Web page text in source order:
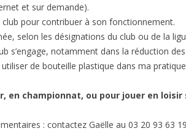
et sur demande).
club pour contribuer à son fonctionnement.
selon les désignations du club ou de la
s’engage, notamment dans la réduction
de bouteille plastique dans ma
championnat, ou pour jouer en loisir
: contactez Gaëlle au 03 20 93 63 19